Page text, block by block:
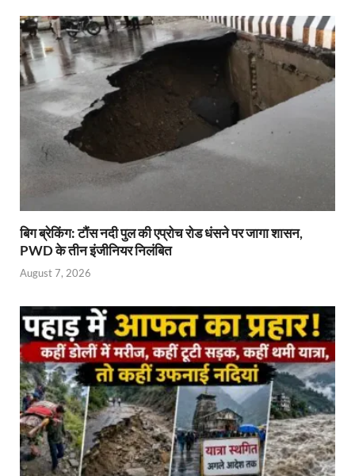
बिग ब्रेकिंग: टौंस नदी पुल की एप्रोच रोड धंसने पर जागा शासन,
PWD के तीन इंजीनियर निलंबित
August 7, 2026